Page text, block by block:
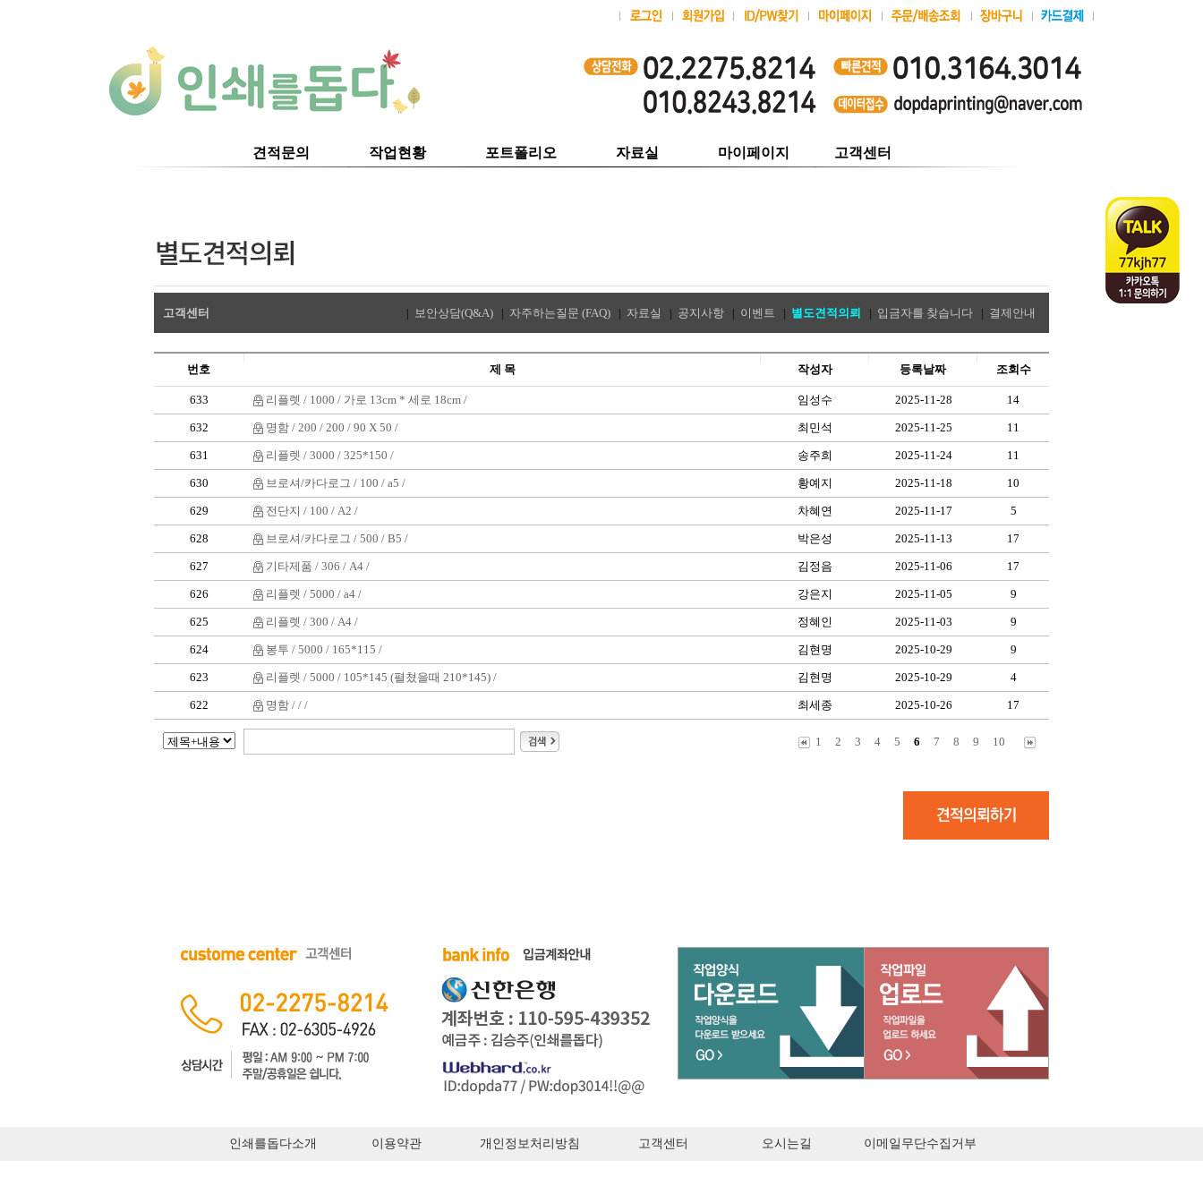
견적문의 작업현황 포트폴리오 자료실 마이페이지 고객센터
고객센터 | 보안상담(Q&A) | 자주하는질문 (FAQ) | 자료실 | 공지사항 | 이벤트 | 별도견적의뢰 | 입금자를 찾습니다 | 결제안내
번호 제 목 작성자 등록날짜 조회수
633 리플렛 / 1000 / 가로 13cm * 세로 18cm / 임성수 2025-11-28 14
632 명함 / 200 / 200 / 90 X 50 / 최민석 2025-11-25 11
631 리플렛 / 3000 / 325*150 / 송주희 2025-11-24 11
630 브로셔/카다로그 / 100 / a5 / 황예지 2025-11-18 10
629 전단지 / 100 / A2 / 차혜연 2025-11-17 5
628 브로셔/카다로그 / 500 / B5 / 박은성 2025-11-13 17
627 기타제품 / 306 / A4 / 김정음 2025-11-06 17
626 리플렛 / 5000 / a4 / 강은지 2025-11-05 9
625 리플렛 / 300 / A4 / 정혜인 2025-11-03 9
624 봉투 / 5000 / 165*115 / 김현명 2025-10-29 9
623 리플렛 / 5000 / 105*145 (펼쳤을때 210*145) / 김현명 2025-10-29 4
622 명함 / / / 최세종 2025-10-26 17
1 2 3 4 5 6 7 8 9 10
인쇄를돕다소개 이용약관 개인정보처리방침 고객센터 오시는길 이메일무단수집거부